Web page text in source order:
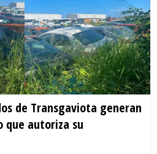
de Transgaviota generan
que autoriza su